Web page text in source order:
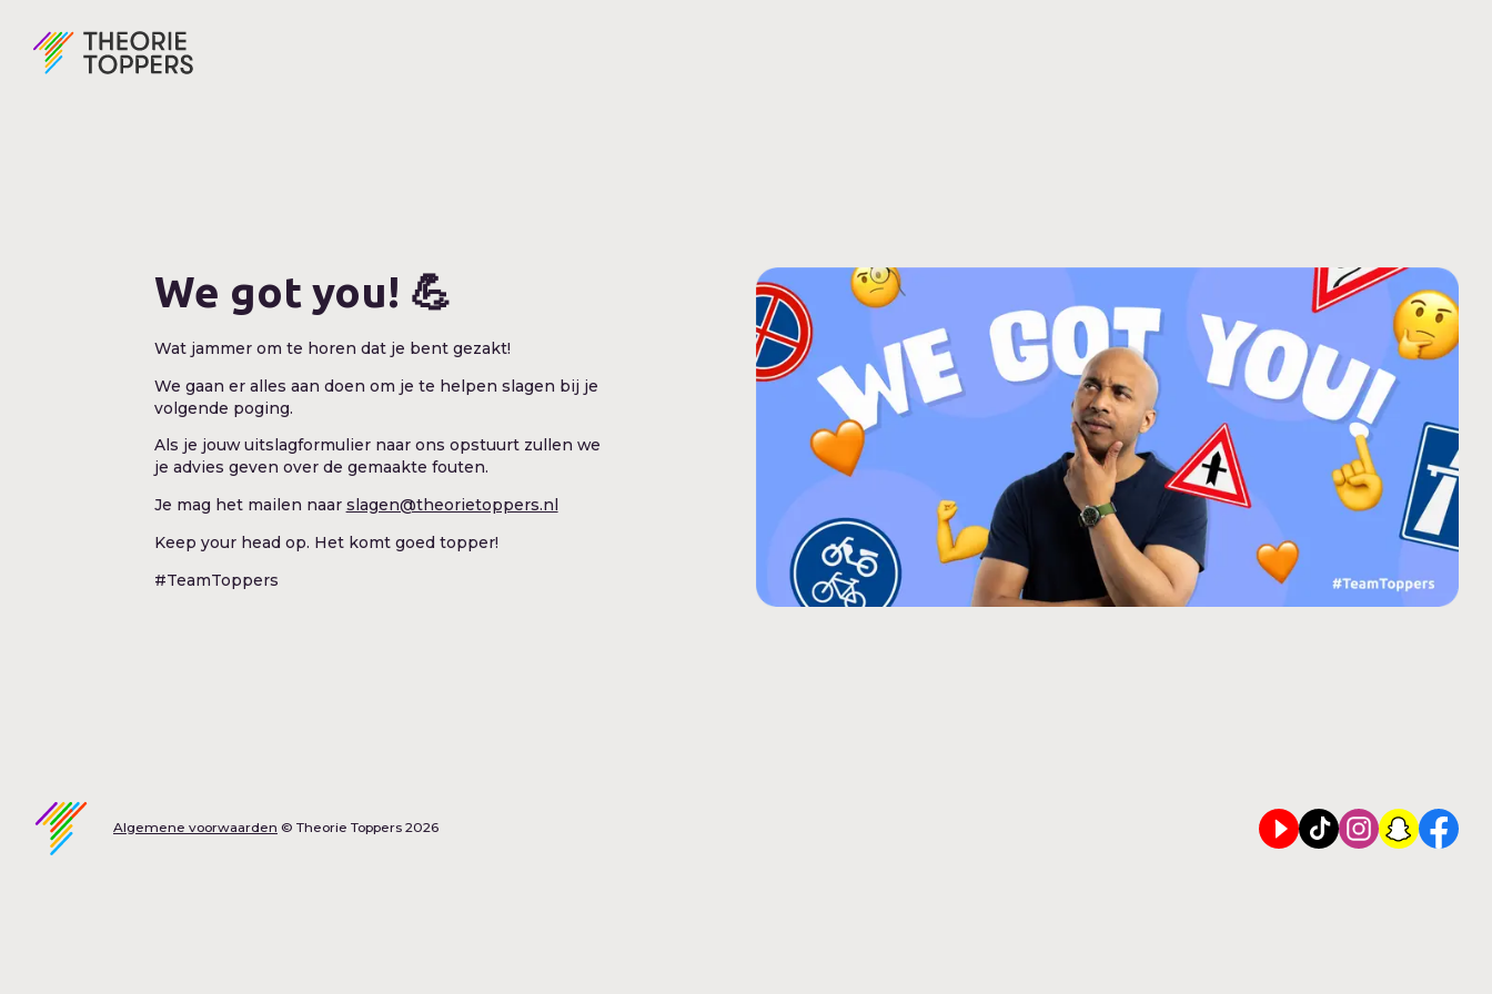
We got you! 💪
Wat jammer om te horen dat je bent gezakt!
We gaan er alles aan doen om je te helpen slagen bij je
volgende poging.
Als je jouw uitslagformulier naar ons opstuurt zullen we
je advies geven over de gemaakte fouten.
Je mag het mailen naar slagen@theorietoppers.nl
Keep your head op. Het komt goed topper!
#TeamToppers
Algemene voorwaarden © Theorie Toppers 2026